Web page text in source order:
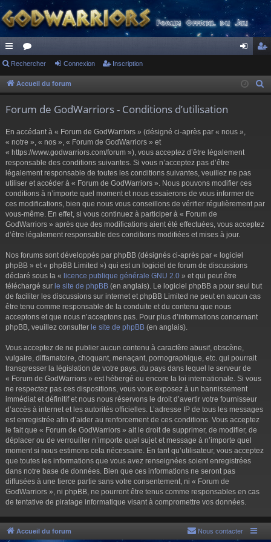
ac
co
s
or
u ne cri
Rechercher Connexion Inscription
Accueil du forum
Forum de GodWarriors - Conditions d’utilisation
En accédant à « Forum de GodWarriors » (désigné ci-après par « nous »,
« notre », « nos », « Forum de GodWarriors » et
« https://www.godwarriors.com/forum »), vous acceptez d’être légalement
responsable des conditions suivantes. Si vous n’acceptez pas d’être
légalement responsable de toutes les conditions suivantes, veuillez ne pas
utiliser et accéder à « Forum de GodWarriors ». Nous pouvons modifier ces
conditions à n’importe quel moment et nous essaierons de vous informer de
ces modifications, bien que nous vous conseillons de vérifier régulièrement par
vous-même. En effet, si vous continuez à participer à « Forum de
GodWarriors » après que des modifications aient été effectuées, vous acceptez
d’être légalement responsable des conditions modifiées et mises à jour.
Nos forums sont développés par phpBB (désignés ci-après par « logiciel
phpBB » et « phpBB Limited ») qui est un logiciel de forum de discussions
déclaré sous la « licence publique générale GNU 2.0 » et qui peut être
téléchargé sur le site de phpBB (en anglais). Le logiciel phpBB a pour seul but
de faciliter les discussions sur internet et phpBB Limited ne peut en aucun cas
être tenu comme responsable de la conduite et du contenu que nous
acceptons et que nous n’acceptons pas. Pour plus d’informations concernant
phpBB, veuillez consulter le site de phpBB (en anglais).
Vous acceptez de ne publier aucun contenu à caractère abusif, obscène,
vulgaire, diffamatoire, choquant, menaçant, pornographique, etc. qui pourrait
transgresser la législation de votre pays, du pays dans lequel le serveur de
« Forum de GodWarriors » est hébergé ou encore la loi internationale. Si vous
ne respectez pas ces dispositions, vous vous exposez à un bannissement
immédiat et définitif et nous nous réservons le droit d’avertir votre fournisseur
d’accès à internet et les autorités officielles. L’adresse IP de tous les messages
est enregistrée afin d’aider au renforcement de ces conditions. Vous acceptez
le fait que « Forum de GodWarriors » ait le droit de supprimer, de modifier, de
déplacer ou de verrouiller n’importe quel sujet et message à n’importe quel
moment si nous estimons cela nécessaire. En tant qu’utilisateur, vous acceptez
que toutes les informations que vous avez renseignées soient enregistrées
dans notre base de données. Bien que ces informations ne seront pas
diffusées à une tierce partie sans votre consentement, ni « Forum de
GodWarriors », ni phpBB, ne pourront être tenus comme responsables en cas
de tentative de piratage informatique visant à compromettre vos données.
Accueil du forum Nous contacter